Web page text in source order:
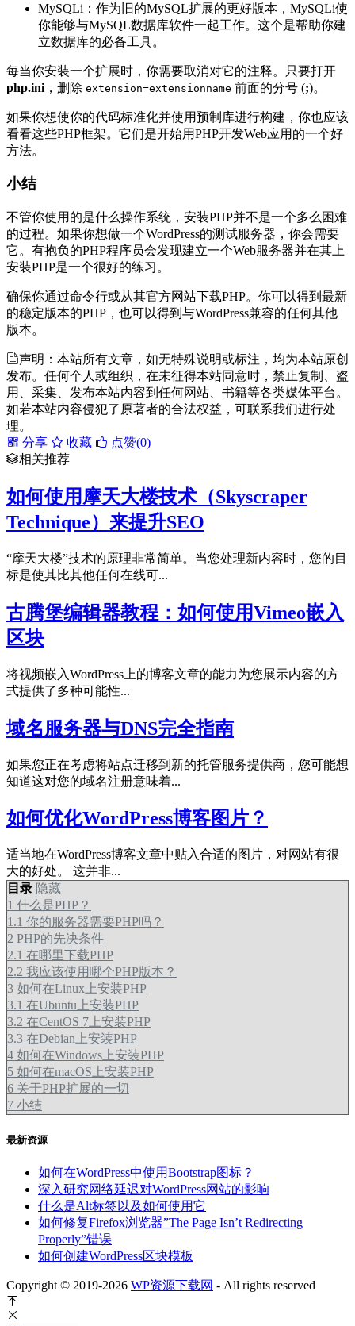
MySQLi：作为旧的MySQL扩展的更好版本，MySQLi使
你能够与MySQL数据库软件一起工作。这个是帮助你建
立数据库的必备工具。
每当你安装一个扩展时，你需要取消对它的注释。只要打开
php.ini ，删除 extension=extensionname 前面的分号 (;)。
如果你想使你的代码标准化并使用预制库进行构建，你也应该
看看这些PHP框架。它们是开始用PHP开发Web应用的一个好
方法。
小结
不管你使用的是什么操作系统，安装PHP并不是一个多么困难
的过程。如果你想做一个WordPress的测试服务器，你会需要
它。有抱负的PHP程序员会发现建立一个Web服务器并在其上
安装PHP是一个很好的练习。
确保你通过命令行或从其官方网站下载PHP。你可以得到最新
的稳定版本的PHP，也可以得到与WordPress兼容的任何其他
版本。
声明：本站所有文章，如无特殊说明或标注，均为本站原创
发布。任何个人或组织，在未征得本站同意时，禁止复制、盗
用、采集、发布本站内容到任何网站、书籍等各类媒体平台。
如若本站内容侵犯了原著者的合法权益，可联系我们进行处
理。
分享
收藏 点赞(0)
相关推荐
如何使用摩天大楼技术（Skyscraper
Technique）来提升SEO
“摩天大楼”技术的原理非常简单。当您处理新内容时，您的目
标是使其比其他任何在线可...
古腾堡编辑器教程：如何使用Vimeo嵌入
区块
将视频嵌入WordPress上的博客文章的能力为您展示内容的方
式提供了多种可能性...
域名服务器与DNS完全指南
如果您正在考虑将站点迁移到新的托管服务提供商，您可能想
知道这对您的域名注册意味着...
如何优化WordPress博客图片？
适当地在WordPress博客文章中贴入合适的图片，对网站有很
大的好处。 这并非...
目录 隐藏
1 什么是PHP？
1.1 你的服务器需要PHP吗？
2 PHP的先决条件
2.1 在哪里下载PHP
2.2 我应该使用哪个PHP版本？
3 如何在Linux上安装PHP
3.1 在Ubuntu上安装PHP
3.2 在CentOS 7上安装PHP
3.3 在Debian上安装PHP
4 如何在Windows上安装PHP
5 如何在macOS上安装PHP
6 关于PHP扩展的一切
7 小结
最新资源
如何在WordPress中使用Bootstrap图标？
深入研究网络延迟对WordPress网站的影响
什么是Alt标签以及如何使用它
如何修复Firefox浏览器”The Page Isn’t Redirecting
Properly”错误
如何创建WordPress区块模板
Copyright © 2019-2026 WP资源下载网 - All rights reserved